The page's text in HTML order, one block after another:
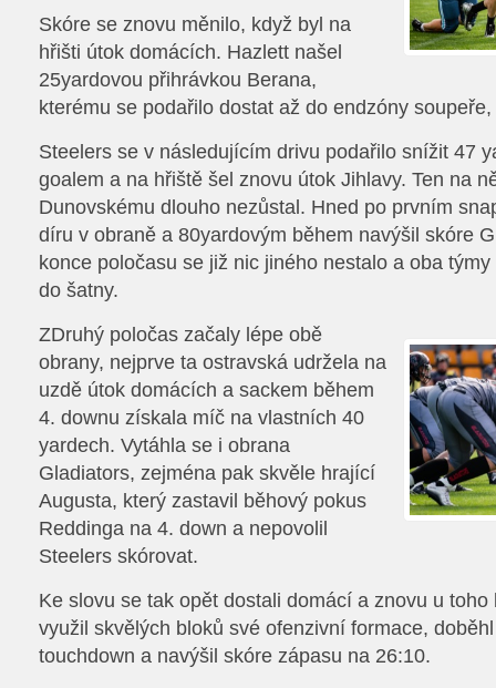
Skóre se znovu měnilo, když byl na
hřišti útok domácích. Hazlett našel
25yardovou přihrávkou Berana,
kterému se podařilo dostat až do endzóny
Steelers se v následujícím drivu podařilo snížit 47
goalem a na hřiště šel znovu útok Jihlavy. Ten na
Dunovskému dlouho nezůstal. Hned po prvním
díru v obraně a 80yardovým během navýšil skóre
konce poločasu se již nic jiného nestalo a oba
do šatny.
ZDruhý poločas začaly lépe obě
obrany, nejprve ta ostravská udržela na
uzdě útok domácích a sackem během
4. downu získala míč na vlastních 40
yardech. Vytáhla se i obrana
Gladiators, zejména pak skvěle hrající
Augusta, který zastavil běhový pokus
Reddinga na 4. down a nepovolil
Steelers skórovat.
Ke slovu se tak opět dostali domácí a znovu u toho
využil skvělých bloků své ofenzivní formace,
touchdown a navýšil skóre zápasu na 26:10.